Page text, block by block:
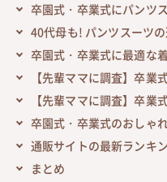
卒園式・卒業式にパンツ
40代母も! パンツスーツ
卒園式・卒業式に最適な
【先輩ママに調査】卒業
【先輩ママに調査】卒業
卒園式・卒業式のおしゃ
通販サイトの最新ランキ
まとめ